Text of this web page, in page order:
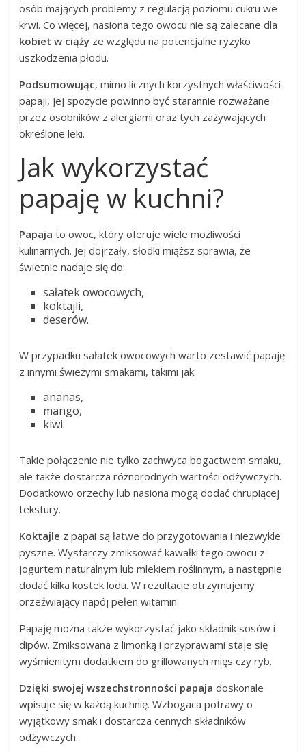
osób mających problemy z regulacją poziomu cukru we
krwi. Co więcej, nasiona tego owocu nie są zalecane dla
kobiet w ciąży ze względu na potencjalne ryzyko
uszkodzenia płodu.
Podsumowując, mimo licznych korzystnych właściwości
papaji, jej spożycie powinno być starannie rozważane
przez osobników z alergiami oraz tych zażywających
określone leki.
Jak wykorzystać
papaję w kuchni?
Papaja to owoc, który oferuje wiele możliwości
kulinarnych. Jej dojrzały, słodki miąższ sprawia, że
świetnie nadaje się do:
sałatek owocowych,
koktajli,
deserów.
W przypadku sałatek owocowych warto zestawić papaję
z innymi świeżymi smakami, takimi jak:
ananas,
mango,
kiwi.
Takie połączenie nie tylko zachwyca bogactwem smaku,
ale także dostarcza różnorodnych wartości odżywczych.
Dodatkowo orzechy lub nasiona mogą dodać chrupiącej
tekstury.
Koktajle z papai są łatwe do przygotowania i niezwykle
pyszne. Wystarczy zmiksować kawałki tego owocu z
jogurtem naturalnym lub mlekiem roślinnym, a następnie
dodać kilka kostek lodu. W rezultacie otrzymujemy
orzeźwiający napój pełen witamin.
Papaję można także wykorzystać jako składnik sosów i
dipów. Zmiksowana z limonką i przyprawami staje się
wyśmienitym dodatkiem do grillowanych mięs czy ryb.
Dzięki swojej wszechstronności papaja doskonale
wpisuje się w każdą kuchnię. Wzbogaca potrawy o
wyjątkowy smak i dostarcza cennych składników
odżywczych.